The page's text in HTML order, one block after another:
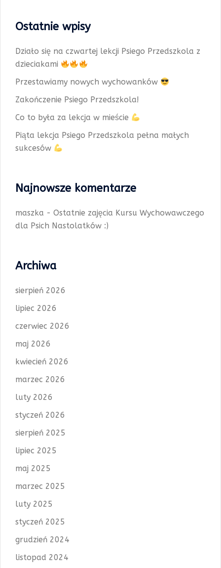
Ostatnie wpisy
Działo się na czwartej lekcji Psiego Przedszkola z
dzieciakami
Przestawiamy nowych wychowanków
Zakończenie Psiego Przedszkola!
Co to była za lekcja w mieście
Piąta lekcja Psiego Przedszkola pełna małych
sukcesów
Najnowsze komentarze
maszka - Ostatnie zajęcia Kursu Wychowawczego
dla Psich Nastolatków :)
Archiwa
sierpień 2026
lipiec 2026
czerwiec 2026
maj 2026
kwiecień 2026
marzec 2026
luty 2026
styczeń 2026
sierpień 2025
lipiec 2025
maj 2025
marzec 2025
luty 2025
styczeń 2025
grudzień 2024
listopad 2024